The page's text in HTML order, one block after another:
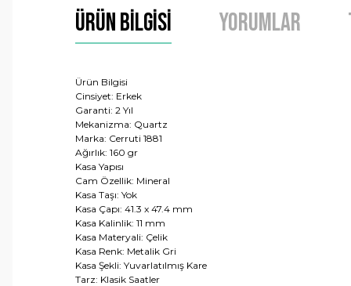
Ürün Bilgisi Yorumlar
Ürün Bilgisi
Cinsiyet: Erkek
Garanti: 2 Yıl
Mekanizma: Quartz
Marka: Cerruti 1881
Ağırlık: 160 gr
Kasa Yapısı
Cam Özellik: Mineral
Kasa Taşı: Yok
Kasa Çapı: 41.3 x 47.4 mm
Kasa Kalinlik: 11 mm
Kasa Materyali: Çelik
Kasa Renk: Metalik Gri
Kasa Şekli: Yuvarlatılmış Kare
Tarz: Klasik Saatler